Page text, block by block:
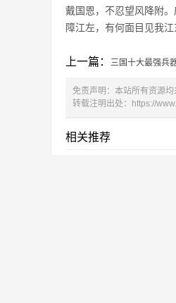
戴国恩，不忍望风降附
障江左，有何面目见我
上一篇： 三国十大最强兵
免责声明：本站所有资源均
转载注明出处：
https://
相关推荐